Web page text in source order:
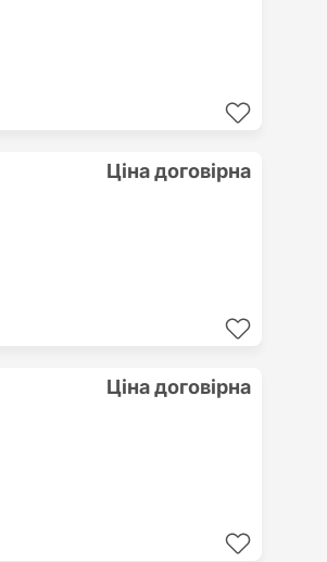
Ціна договірна
Ціна договірна